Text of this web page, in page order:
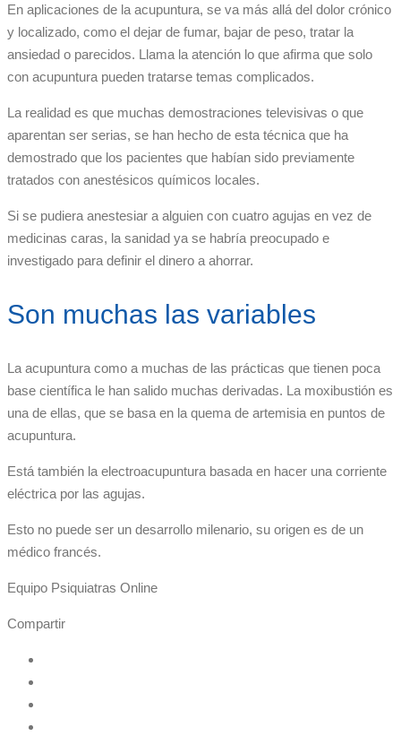
En aplicaciones de la acupuntura, se va más allá del dolor crónico
y localizado, como el dejar de fumar, bajar de peso, tratar la
ansiedad o parecidos. Llama la atención lo que afirma que solo
con acupuntura pueden tratarse temas complicados.
La realidad es que muchas demostraciones televisivas o que
aparentan ser serias, se han hecho de esta técnica que ha
demostrado que los pacientes que habían sido previamente
tratados con anestésicos químicos locales.
Si se pudiera anestesiar a alguien con cuatro agujas en vez de
medicinas caras, la sanidad ya se habría preocupado e
investigado para definir el dinero a ahorrar.
Son muchas las variables
La acupuntura como a muchas de las prácticas que tienen poca
base científica le han salido muchas derivadas. La moxibustión es
una de ellas, que se basa en la quema de artemisia en puntos de
acupuntura.
Está también la electroacupuntura basada en hacer una corriente
eléctrica por las agujas.
Esto no puede ser un desarrollo milenario, su origen es de un
médico francés.
Equipo Psiquiatras Online
Compartir